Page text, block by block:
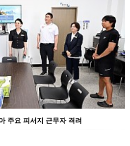
주요 피서지 근무자 격려